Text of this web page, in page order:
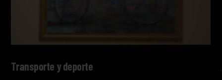
Transporte y deporte